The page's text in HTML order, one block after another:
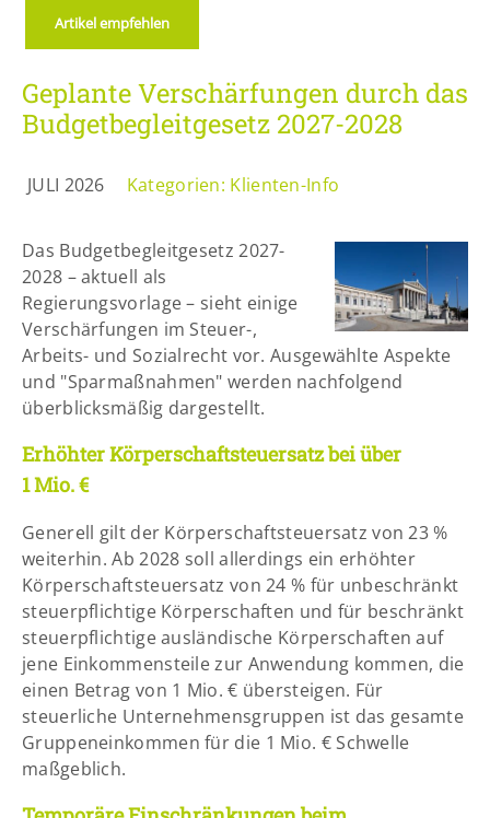
24h/ 365days
We offer support for our customers
Get in touch
Cybersteel Inc.
376-293 City Road, Suite 600
San Francisco, CA 94102
Have any questions?
Drop us a line
Artikel empfehlen
Geplante Verschärfungen durch das
Budgetbegleitgesetz 2027-2028
JULI 2026 Kategorien: Klienten-Info
Das Budgetbegleitgesetz 2027-
2028 – aktuell als
Regierungsvorlage – sieht einige
Verschärfungen im Steuer-,
Arbeits- und Sozialrecht vor. Ausgewählte Aspekte
und "Sparmaßnahmen" werden nachfolgend
überblicksmäßig dargestellt.
Erhöhter Körperschaftsteuersatz bei über
1 Mio. €
Generell gilt der Körperschaftsteuersatz von 23 %
weiterhin. Ab 2028 soll allerdings ein erhöhter
Körperschaftsteuersatz von 24 % für unbeschränkt
steuerpflichtige Körperschaften und für beschränkt
steuerpflichtige ausländische Körperschaften auf
jene Einkommensteile zur Anwendung kommen, die
einen Betrag von 1 Mio. € übersteigen. Für
steuerliche Unternehmensgruppen ist das gesamte
Gruppeneinkommen für die 1 Mio. € Schwelle
maßgeblich.